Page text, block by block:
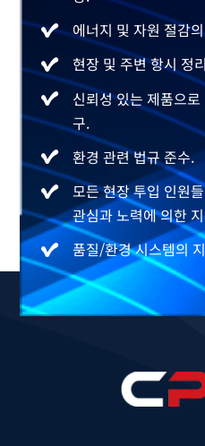
에너지 및 자원 절감
현장 및 주변 항시 정
신뢰성 있는 제품으
구.
환경 관련 법규 준수.
모든 현장 투입 인원
관심과 노력에 의한
품질/환경 시스템의